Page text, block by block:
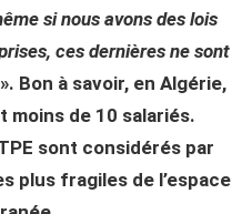
si nous avons des lois
ces dernières ne sont
». Bon à savoir, en Algérie,
moins de 10 salariés.
sont considérés par
plus fragiles de l’espace